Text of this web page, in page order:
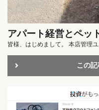
アパート経営とペッ
皆様、はじめまして。 本店管理
この